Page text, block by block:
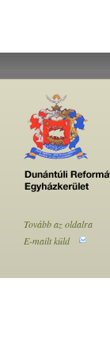
Tovább az oldalra
E-mailt küld